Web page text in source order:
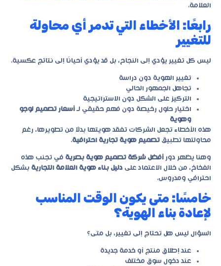
العلامة.
رابعًا: الأخطاء التي تدمر أي محاولة
للتغيير
ليس كل تغيير يؤدي إلى النجاح، بل قد يؤدي أحيانًا إلى نتائج عكسية.
تغيير الهوية دون دراسة
تجاهل الجمهور الحالي
التركيز على الشكل دون الاستراتيجية
اختيار حلول رخيصة دون فهم حقيقي لـ أسعار تصميم لوجو
وهوية
هذه الأخطاء تجعل الشركات تفقد هويتها بدلًا من تطويرها، رغم
محاولتها تطبيق تصميم هوية تجارية احترافية.
وهنا يظهر دور أفضل شركة تصميم هوية بصرية في تجنب هذه
الفخاخ، من خلال الاعتماد على دليل بناء هوية العلامة التجارية بشكل
احترافي ومدروس.
خامسًا: متى يكون الوقت المناسب
لإعادة بناء الهوية؟
السؤال ليس هل تحتاج إلى تغيير، بل متى؟
عند إطلاق منتج أو خدمة جديدة
عند دخول سوق مختلف